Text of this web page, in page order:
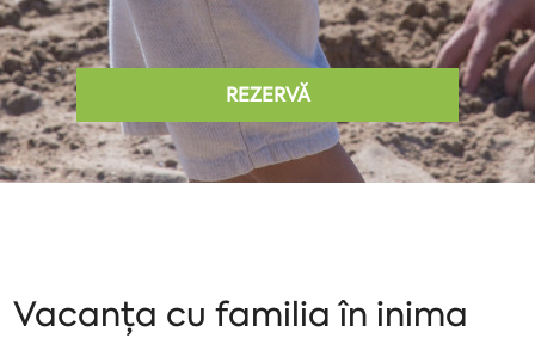
REZERVĂ
Vacanța cu familia în inima